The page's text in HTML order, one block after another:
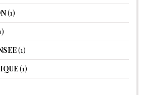
(1)
(1)
(1)